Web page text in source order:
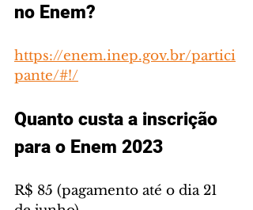
no Enem?
https://enem.inep.gov.br/partici
pante/#!/
Quanto custa a inscrição
para o Enem 2023
R$ 85 (pagamento até o dia 21